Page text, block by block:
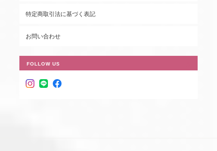
特定商取引法に基づく表記
お問い合わせ
FOLLOW US